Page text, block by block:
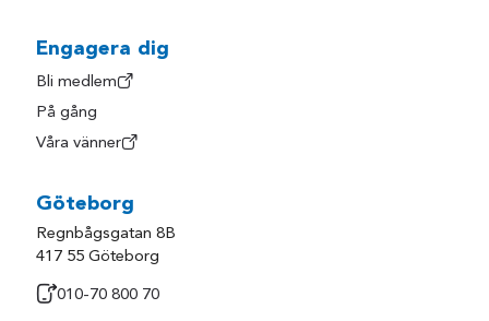
Engagera dig
Bli medlem
På gång
Våra vänner
Göteborg
Regnbågsgatan 8B
417 55 Göteborg
010-70 800 70